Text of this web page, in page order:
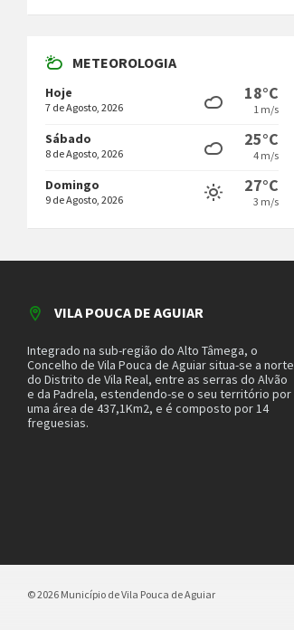
METEOROLOGIA
Hoje
7 de Agosto, 2026
18°C
1 m/s
Sábado
8 de Agosto, 2026
25°C
4 m/s
Domingo
9 de Agosto, 2026
27°C
3 m/s
VILA POUCA DE AGUIAR
Integrado na sub-região do Alto Tâmega, o
Concelho de Vila Pouca de Aguiar situa-se a norte
do Distrito de Vila Real, entre as serras do Alvão
e da Padrela, estendendo-se o seu território por
uma área de 437,1Km2, e é composto por 14
freguesias.
© 2026 Município de Vila Pouca de Aguiar